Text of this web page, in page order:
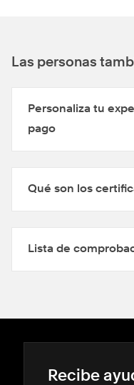
Las personas
Personaliza tu
pago
Qué son los
Lista de
Recibe